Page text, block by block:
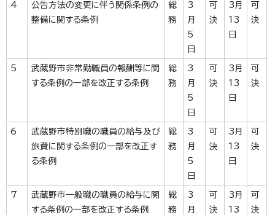
4
公告方法の変更に伴う関係条例の
整備に関する条例
総
務
3
月
5
日
可
決
3月
13
日
可
決
5
武蔵野市非常勤職員の報酬等に関
する条例の一部を改正する条例
総
務
3
月
5
日
可
決
3月
13
日
可
決
6
武蔵野市特別職の職員の給与及び
旅費に関する条例の一部を改正す
る条例
総
務
3
月
5
日
可
決
3月
13
日
可
決
7
武蔵野市一般職の職員の給与に関
する条例の一部を改正する条例
総
務
3
月
可
決
3月
13
可
決